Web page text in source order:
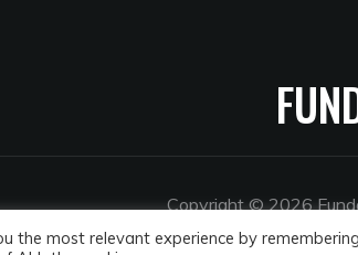
Copyright © 2026
the most relevant experience by